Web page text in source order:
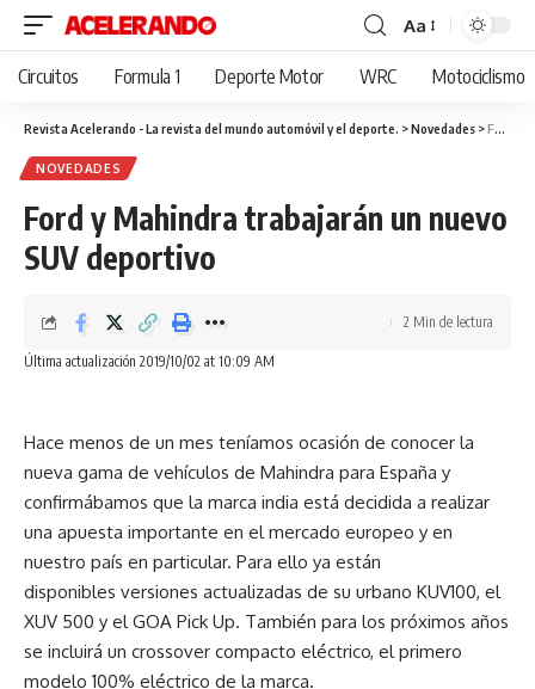
Cambiar
tamaño
fuente
Aa
Circuitos Formula 1 Deporte Motor WRC Motociclismo
Revista Acelerando - La revista del mundo automóvil y el deporte. >Novedades >Ford y Mahindra trabajarán un nuevo SUV deportivo
NOVEDADES
Ford y Mahindra trabajarán un nuevo
SUV deportivo
Última actualización 2019/10/02 at 10:09 AM
2 Min de lectura
Hace menos de un mes teníamos ocasión de conocer la
nueva gama de vehículos de Mahindra para España y
confirmábamos que la marca india está decidida a realizar
una apuesta importante en el mercado europeo y en
nuestro país en particular. Para ello ya están
disponibles versiones actualizadas de su urbano KUV100, el
XUV 500 y el GOA Pick Up. También para los próximos años
se incluirá un crossover compacto eléctrico, el primero
modelo 100% eléctrico de la marca.